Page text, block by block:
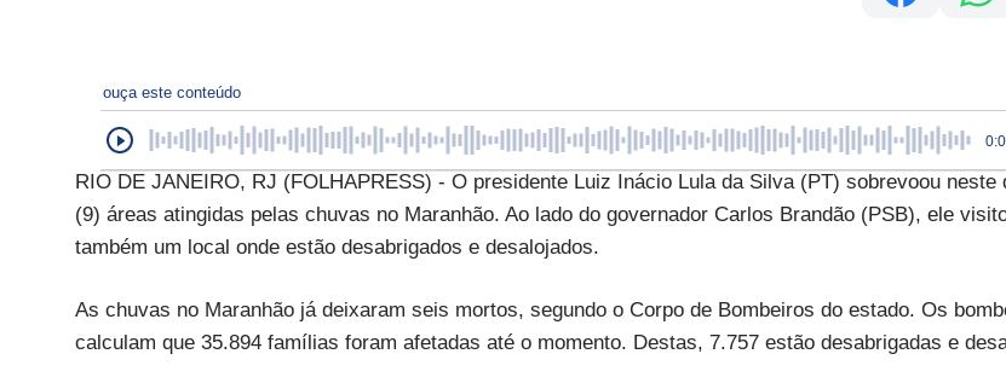
ouça este conteúdo
RIO DE JANEIRO, RJ (FOLHAPRESS) - O presidente Luiz Inácio Lula da Silva (PT) sobrevoou neste
(9) áreas atingidas pelas chuvas no Maranhão. Ao lado do governador Carlos Brandão (PSB), ele
também um local onde estão desabrigados e desalojados.
As chuvas no Maranhão já deixaram seis mortos, segundo o Corpo de Bombeiros do estado. Os
calculam que 35.894 famílias foram afetadas até o momento. Destas, 7.757 estão desabrigadas e